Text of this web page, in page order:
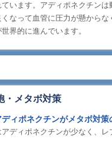
います。アディポネクチン
なって血管に圧力が懸からな
界的に進んでいます。
・メタボ対策
ィポネクチンがメタボ対策
ディポネクチンが少なく、